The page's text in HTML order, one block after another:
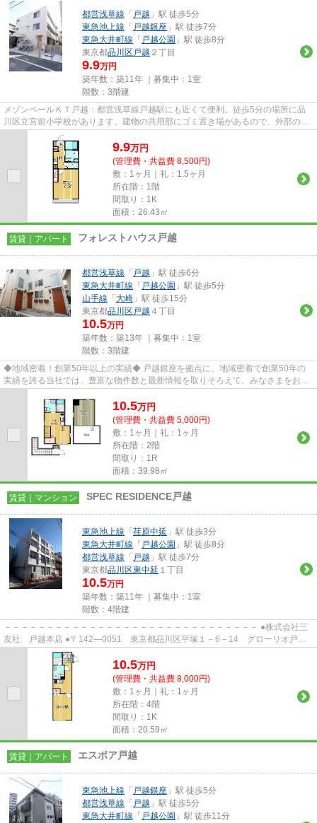
都営浅草線 「 戸越 」駅 徒歩5分
東急池上線 「 戸越銀座 」駅 徒歩7分
東急大井町線 「 戸越公園 」駅 徒歩8分
東京都品川区 戸越 ２丁目
9.9万円
築年数：築11年 ｜募集中： 1室
階数：3階建
メゾンベールＫＴ戸越：都営浅草線戸越駅にも近くて便利。徒歩5分の場所に品
川区立宮前小学校があります。建物の共用部にゴミ置き場があるので、外部の人
にゴミを見られるなどのトラブ...
9.9万円
(管理費・共益費 8,500円)
敷：1ヶ月｜礼：1.5ヶ月
所在階：1階
間取り：1K
面積：26.43㎡
賃貸｜アパート フォレストハウス戸越
都営浅草線 「 戸越 」駅 徒歩6分
東急大井町線 「 戸越公園 」駅 徒歩5分
山手線 「 大崎 」駅 徒歩15分
東京都品川区 戸越 ４丁目
10.5万円
築年数：築13年 ｜募集中： 1室
階数：3階建
◆地域密着！創業50年以上の実績◆ 戸越銀座を拠点に、地域密着で創業50年の
実績を誇る当社では、豊富な物件数と最新情報を取りそろえて、みなさまをお待
10.5万円
(管理費・共益費 5,000円)
敷：1ヶ月｜礼：1ヶ月
所在階：2階
間取り：1R
面積：39.98㎡
賃貸｜マンション SPEC RESIDENCE戸越
東急池上線 「 荏原中延 」駅 徒歩3分
東急大井町線 「 戸越公園 」駅 徒歩8分
都営浅草線 「 戸越 」駅 徒歩7分
東京都品川区東中延 １丁目
10.5万円
築年数：築11年 ｜募集中： 1室
階数：4階建
－－－－－－－－－－－－－－－－－－－－－－－－－－－－－－ ●株式会社三
友社 戸越本店 ●〒142―0051 東京都品川区平塚１－6－14 グローリオ戸越
銀座1階 ●TEL：03-3783-1218...
10.5万円
(管理費・共益費 8,000円)
敷：1ヶ月｜礼：1ヶ月
所在階：4階
間取り：1K
面積：20.59㎡
賃貸｜アパート エスポア戸越
東急池上線 「 戸越銀座 」駅 徒歩5分
都営浅草線 「 戸越 」駅 徒歩5分
東急大井町線 「 戸越公園 」駅 徒歩11分